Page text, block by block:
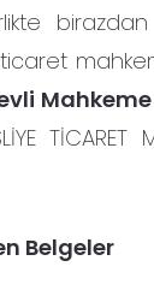
Mahkeme
TİCARET
Belgeler